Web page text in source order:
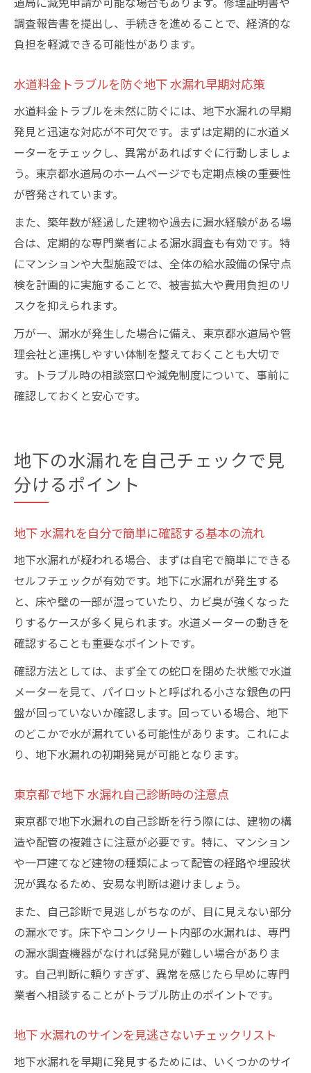
調査報告書を提出し、手続きを進めることで、経済的な
負担を軽減できる可能性があります。
水道料金トラブルを防ぐ地下 水漏れ早期対応策
水道料金トラブルを未然に防ぐには、地下水漏れの早期
発見と迅速な対応が不可欠です。まずは定期的に水道メ
ーターをチェックし、異常があればすぐに行動しましょ
う。東京都水道局のホームページでも定期点検の重要性
が啓発されています。
また、築年数が経過した建物や過去に漏水経験がある場
合は、定期的な専門業者による漏水調査も有効です。特
にマンションや大型施設では、全体の給水設備の保守点
検を計画的に実施することで、被害拡大や費用負担のリ
スクを抑えられます。
万が一、漏水が発生した場合に備え、東京都水道局や管
理会社と連携しやすい体制を整えておくことも大切で
す。トラブル時の相談窓口や減免制度について、事前に
確認しておくと安心です。
地下の水漏れを自己チェックで見
分けるポイント
地下 水漏れを自分で簡単に確認する基本の流れ
地下水漏れが疑われる場合、まずは自宅で簡単にできる
セルフチェックが有効です。地下に水漏れが発生する
と、床や壁の一部が湿っていたり、カビ臭が強くなった
りするケースが多く見られます。水道メーターの動きを
確認することも重要なポイントです。
確認方法としては、まず全ての蛇口を閉めた状態で水道
メーターを見て、パイロットと呼ばれる小さな銀色の円
盤が回っていないか確認します。回っている場合、地下
のどこかで水が漏れている可能性があります。これによ
り、地下水漏れの初期発見が可能となります。
東京都で地下 水漏れ自己診断時の注意点
東京都で地下水漏れの自己診断を行う際には、建物の構
造や配管の複雑さに注意が必要です。特に、マンション
や一戸建てなど建物の種類によって配管の経路や埋設状
況が異なるため、安易な判断は避けましょう。
また、自己診断で見逃しがちなのが、目に見えない部分
の漏水です。床下やコンクリート内部の水漏れは、専門
の漏水調査機器がなければ発見が難しい場合がありま
す。自己判断に頼りすぎず、異常を感じたら早めに専門
業者へ相談することがトラブル防止のポイントです。
地下 水漏れのサインを見逃さないチェックリスト
地下水漏れを早期に発見するためには、いくつかのサイ